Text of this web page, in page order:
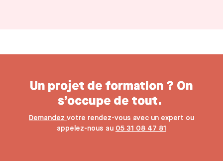
Un projet de formation ? On
s’occupe de tout.
Demandez votre rendez-vous avec un expert ou
appelez-nous au 05 31 08 47 81